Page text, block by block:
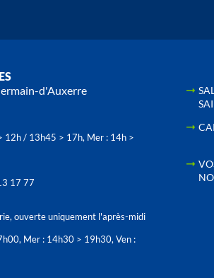
d'Auxerre
12h / 13h45 > 17h, Mer : 14h >
17 77
ouverte uniquement l'après-midi
Mer : 14h30 > 19h30, Ven :